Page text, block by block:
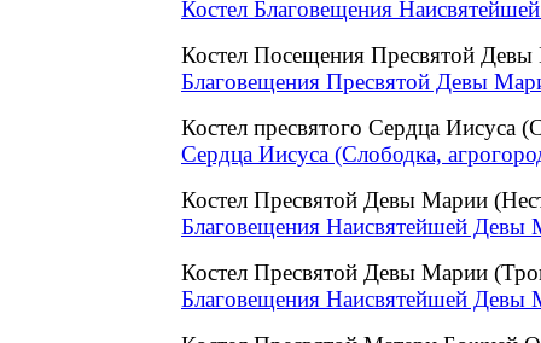
Костел Благовещения
Костел Посещения Пресвятой
Благовещения Пресвятой Девы
Костел пресвятого Сердца Иисуса
Сердца Иисуса (Слободка,
Костел Пресвятой Девы Марии
Благовещения Наисвятейшей Девы
Костел Пресвятой Девы Марии
Благовещения Наисвятейшей Девы